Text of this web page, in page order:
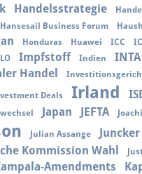
Handelsstrategie
Hansesail Business Forum
Honduras Huawei ICC
Impfstoff Indien
INTA
Handel
Deals Irland
Japan JEFTA
Julian Assange
Juncker
Kommission Wahl
Amendments